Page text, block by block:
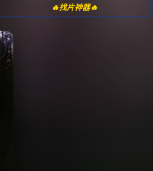
🔥找片神器🔥